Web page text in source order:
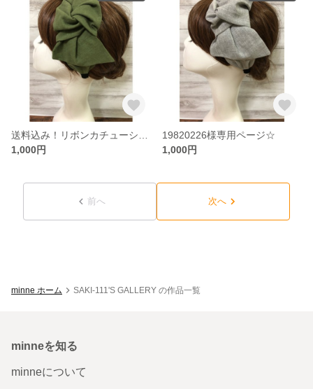
1,000円
19820226様専用ページ☆
1,000円
前へ 次へ
minne ホーム SAKI-111'S GALLERY の作品一覧
minneを知る
minneについて